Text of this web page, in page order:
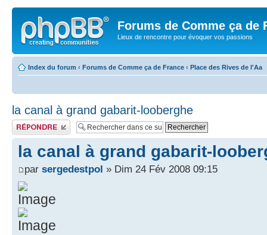
Forums de Comme ça de
Lieux de rencontre pour évoquer vos passions
Index du forum ‹ Forums de Comme ça de France ‹ Place des Rives de l'Aa
la canal à grand gabarit-looberghe
Publier une réponse
la canal à grand gabarit-
par sergedestpol » Dim 24 Fév 2008 09:15